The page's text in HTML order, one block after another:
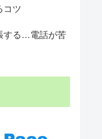
コツ
する…電話が苦